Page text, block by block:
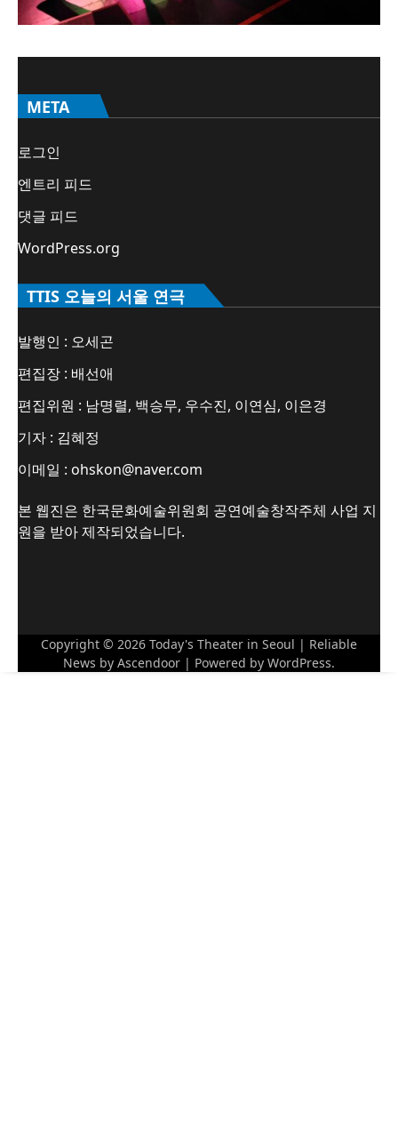
META
로그인
엔트리 피드
댓글 피드
WordPress.org
TTIS 오늘의 서울 연극
발행인 : 오세곤
편집장 : 배선애
편집위원 : 남명렬, 백승무, 우수진, 이연심, 이은경
기자 : 김혜정
이메일 : ohskon@naver.com
본 웹진은 한국문화예술위원회 공연예술창작주체 사업 지
원을 받아 제작되었습니다.
Copyright © 2026 Today's Theater in Seoul | Reliable
News by Ascendoor | Powered by WordPress.